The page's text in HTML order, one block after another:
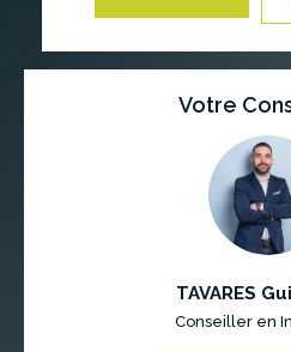
Votre
TAVARES
Conseiller en